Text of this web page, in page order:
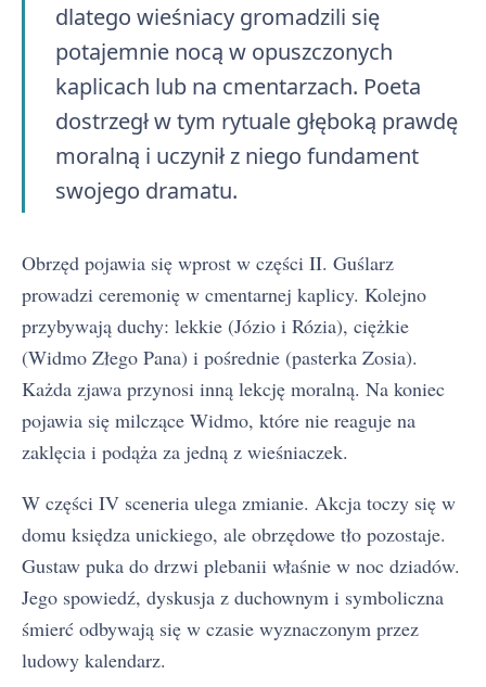
dlatego wieśniacy gromadzili się
potajemnie nocą w opuszczonych
kaplicach lub na cmentarzach. Poeta
dostrzegł w tym rytuale głęboką prawdę
moralną i uczynił z niego fundament
swojego dramatu.
Obrzęd pojawia się wprost w części II. Guślarz
prowadzi ceremonię w cmentarnej kaplicy. Kolejno
przybywają duchy: lekkie (Józio i Rózia), ciężkie
(Widmo Złego Pana) i pośrednie (pasterka Zosia).
Każda zjawa przynosi inną lekcję moralną. Na koniec
pojawia się milczące Widmo, które nie reaguje na
zaklęcia i podąża za jedną z wieśniaczek.
W części IV sceneria ulega zmianie. Akcja toczy się w
domu księdza unickiego, ale obrzędowe tło pozostaje.
Gustaw puka do drzwi plebanii właśnie w noc dziadów.
Jego spowiedź, dyskusja z duchownym i symboliczna
śmierć odbywają się w czasie wyznaczonym przez
ludowy kalendarz.